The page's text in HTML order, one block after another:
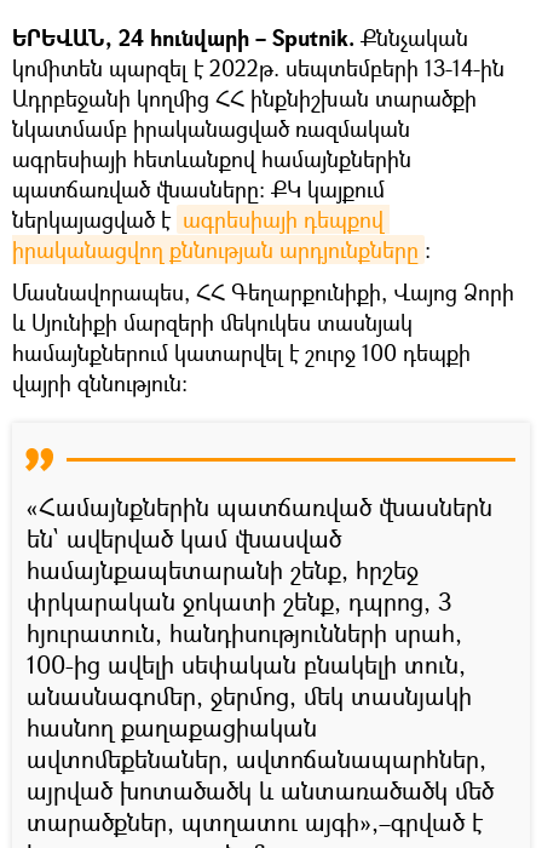
ԵՐԵՎԱՆ, 24 հունվարի – Sputnik. Քննչական
կոմիտեն պարզել է 2022թ. սեպտեմբերի 13-14-ին
Ադրբեջանի կողմից ՀՀ ինքնիշխան տարածքի
նկատմամբ իրականացված ռազմական
ագրեսիայի հետևանքով համայնքներին
պատճառված վնասները։ ՔԿ կայքում
ներկայացված է ագրեսիայի դեպքով
իրականացվող քննության արդյունքները ։
Մասնավորապես, ՀՀ Գեղարքունիքի, Վայոց Ձորի
և Սյունիքի մարզերի մեկուկես տասնյակ
համայնքներում կատարվել է շուրջ 100 դեպքի
վայրի զննություն։
«Համայնքներին պատճառված վնասներն
են` ավերված կամ վնասված
համայնքապետարանի շենք, հրշեջ
փրկարական ջոկատի շենք, դպրոց, 3
հյուրատուն, հանդիսությունների սրահ,
100-ից ավելի սեփական բնակելի տուն,
անասնագոմեր, ջերմոց, մեկ տասնյակի
հասնող քաղաքացիական
ավտոմեքենաներ, ավտոճանապարհներ,
այրված խոտածածկ և անտառածածկ մեծ
տարածքներ, պտղատու այգի»,–գրված է